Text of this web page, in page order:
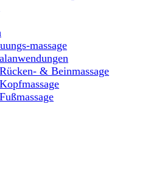
massage
& Beinmassage